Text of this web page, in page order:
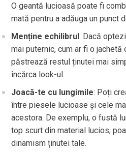
O geantă lucioasă poate fi
mată pentru a adăuga un punct
Menține echilibrul: Dacă
mai puternic, cum ar fi o
păstrează restul ținutei mai
încărca look-ul.
Joacă-te cu lungimile: Poți
între piesele lucioase și cele
acestora. De exemplu, o fustă
top scurt din material lucios,
dinamism ținutei tale.